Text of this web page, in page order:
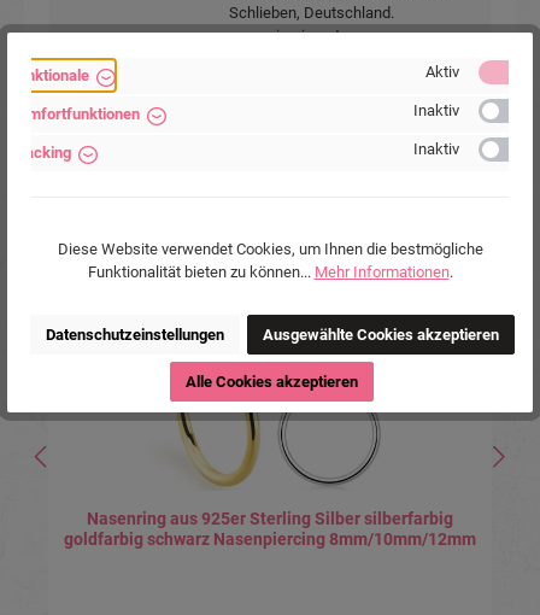
Schlieben, Deutschland.
www.piercing-store.com
Tipp
Nasenring aus 925er Sterling Silber silberfarbig
goldfarbig schwarz Nasenpiercing 8mm/10mm/12mm
Funktionale Aktiv
Komfortfunktionen Inaktiv
Tracking Inaktiv
Diese Website verwendet Cookies, um Ihnen die bestmögliche
Funktionalität bieten zu können... Mehr Informationen.
Datenschutzeinstellungen Ausgewählte Cookies akzeptieren
Alle Cookies akzeptieren